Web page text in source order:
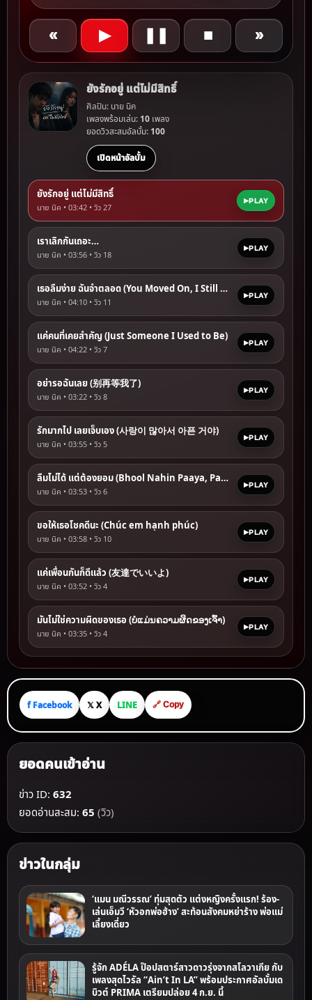
« ▶ ■ »
ยังรักอยู่ แต่ไม่มีสิทธิ์
ศิลปิน: นาย นิค
เพลงพร้อมเล่น: 10 เพลง
ยอดวิวสะสมอัลบั้ม: 100
เปิดหน้าอัลบั้ม
ยังรักอยู่ แต่ไม่มีสิทธิ์
นาย นิค • 03:42 • วิว 27
PLAY
เราเลิกกันเถอะ…
นาย นิค • 03:56 • วิว 18
PLAY
เธอลืมง่าย ฉันจำตลอด (You Moved On, I Still Hold On)
นาย นิค • 04:10 • วิว 11
PLAY
แค่คนที่เคยสำคัญ (Just Someone I Used to Be)
นาย นิค • 04:22 • วิว 7
PLAY
อย่ารอฉันเลย (别再等我了)
นาย นิค • 03:22 • วิว 8
PLAY
รักมากไป เลยเจ็บเอง (사랑이 많아서 아픈 거야)
นาย นิค • 03:55 • วิว 5
PLAY
ลืมไม่ได้ แต่ต้องยอม (Bhool Nahin Paaya, Par Chhodna Pada)
นาย นิค • 03:53 • วิว 6
PLAY
ขอให้เธอโชคดีนะ (Chúc em hạnh phúc)
นาย นิค • 03:58 • วิว 10
PLAY
แค่เพื่อนกันก็ดีแล้ว (友達でいいよ)
นาย นิค • 03:52 • วิว 4
PLAY
มันไม่ใช่ความผิดของเธอ (ບໍ່ແມ່ນຄວາມຜິດຂອງເຈົ້າ)
นาย นิค • 03:35 • วิว 4
PLAY
f Facebook 𝕏 X LINE 🔗 Copy
ยอดคนเข้าอ่าน
ข่าว ID: 632
ยอดอ่านสะสม: 65 (วิว)
ข่าวในกลุ่ม
‘แมน มณีวรรณ’ ทุ่มสุดตัว แต่งหญิงครั้งแรก! ร้อง-
เล่นเอ็มวี ‘หัวอกพ่อฮ้าง’ สะท้อนสังคมหย่าร้าง พ่อแม่
เลี้ยงเดี่ยว
รู้จัก ADÉLA ป๊อปสตาร์สาวดาวรุ่งจากสโลวาเกีย กับ
เพลงสุดไวรัล “Ain’t In LA” พร้อมประกาศอัลบั้มเด
บิวต์ PRIMA เตรียมปล่อย 4 ก.ย. นี้